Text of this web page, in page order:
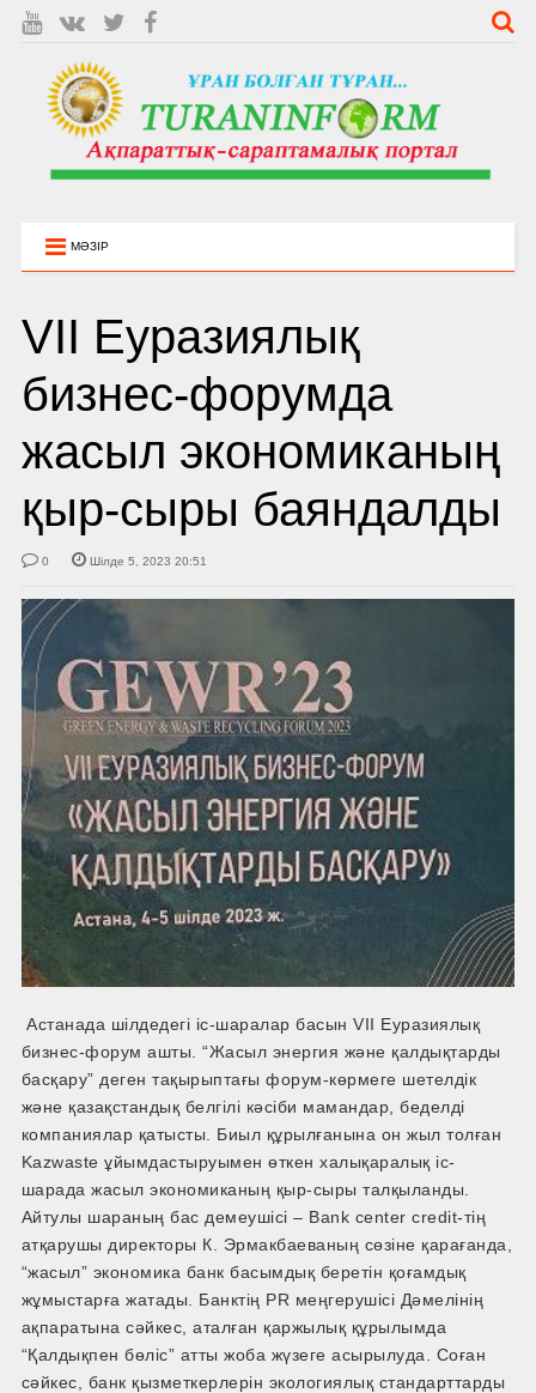
МӘЗІР
VII Еуразиялық
бизнес-форумда
жасыл экономиканың
қыр-сыры баяндалды
0 Шілде 5, 2023 20:51
Астанада шілдедегі іс-шаралар басын VII Еуразиялық
бизнес-форум ашты. “Жасыл энергия және қалдықтарды
басқару” деген тақырыптағы форум-көрмеге шетелдік
және қазақстандық белгілі кәсіби мамандар, беделді
компаниялар қатысты. Биыл құрылғанына он жыл толған
Kazwaste ұйымдастыруымен өткен халықаралық іс-
шарада жасыл экономиканың қыр-сыры талқыланды.
Айтулы шараның бас демеушісі – Bank center credit-тің
атқарушы директоры​ К. Эрмакбаеваның сөзіне қарағанда,
“жасыл” экономика банк басымдық беретін қоғамдық
жұмыстарға жатады. Банктің PR меңгерушісі Дәмелінің
ақпаратына сәйкес, аталған қаржылық құрылымда
“Қалдықпен бөліс” атты жоба жүзеге асырылуда. Соған
сәйкес, банк қызметкерлерін экологиялық стандарттарды